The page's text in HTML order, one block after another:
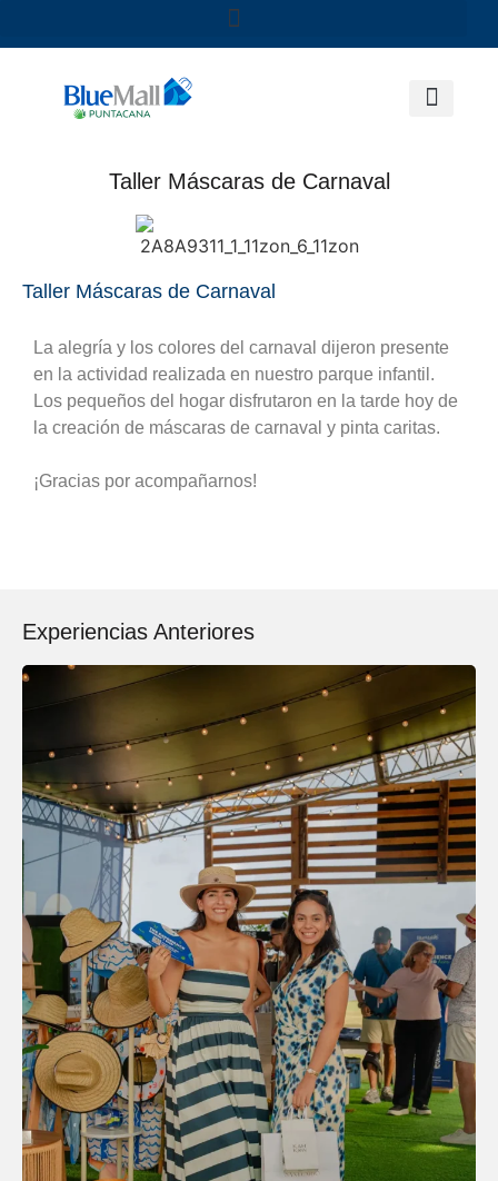
Taller Máscaras de Carnaval
Taller Máscaras de Carnaval
La alegría y los colores del carnaval dijeron presente
en la actividad realizada en nuestro parque infantil.
Los pequeños del hogar disfrutaron en la tarde hoy de
la creación de máscaras de carnaval y pinta caritas.
¡Gracias por acompañarnos!
Experiencias Anteriores